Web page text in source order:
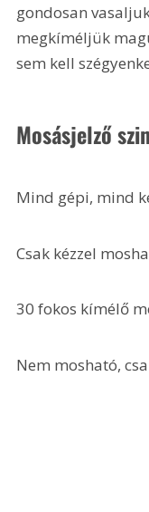
gondosan
megkíméljük
sem kell
Mosásjelző
Mind gépi, mind
Csak kézzel
30 fokos kímélő
Nem mosható,